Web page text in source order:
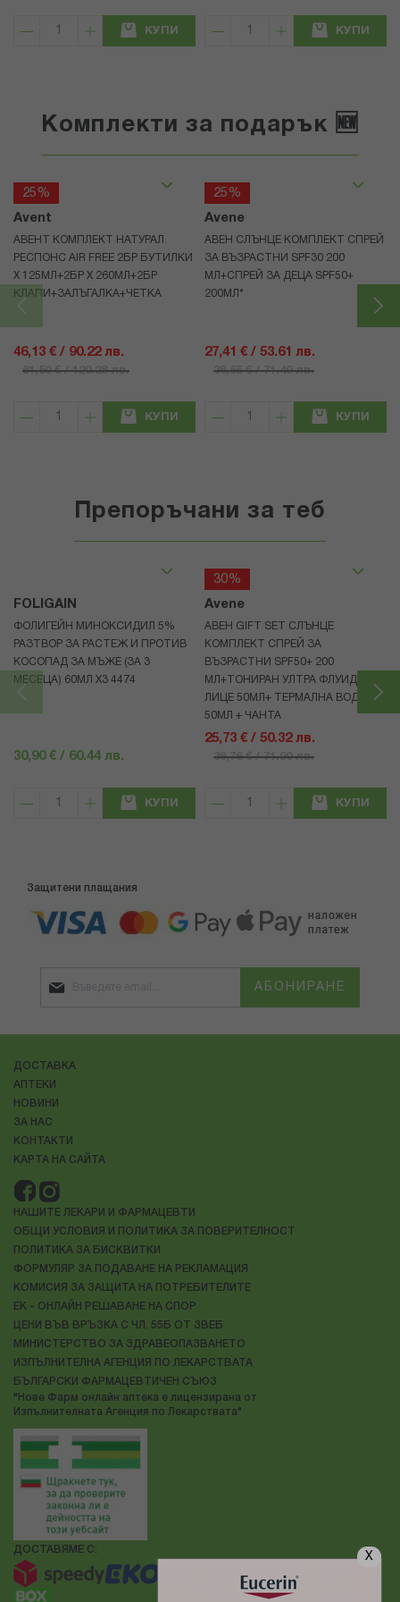
X
КУПИ КУПИ
Комплекти за подарък 🆕
25%
Avent
АВЕНТ КОМПЛЕКТ НАТУРАЛ
РЕСПОНС AIR FREE 2БР БУТИЛКИ
Х 125МЛ+2БР Х 260МЛ+2БР
КЛАПИ+ЗАЛЪГАЛКА+ЧЕТКА
46,13 € / 90.22 лв.
61,50 € / 120.28 лв.
КУПИ
25%
Avene
АВЕН СЛЪНЦЕ КОМПЛЕКТ СПРЕЙ
ЗА ВЪЗРАСТНИ SPF30 200
МЛ+СПРЕЙ ЗА ДЕЦА SPF50+
200МЛ*
27,41 € / 53.61 лв.
36,55 € / 71.49 лв.
КУПИ
Препоръчани за теб
FOLIGAIN
ФОЛИГЕЙН МИНОКСИДИЛ 5%
РАЗТВОР ЗА РАСТЕЖ И ПРОТИВ
КОСОПАД ЗА МЪЖЕ (ЗА 3
МЕСЕЦА) 60МЛ X3 4474
30,90 € / 60.44 лв.
КУПИ
30%
Avene
АВЕН GIFT SET СЛЪНЦЕ
КОМПЛЕКТ СПРЕЙ ЗА
ВЪЗРАСТНИ SPF50+ 200
МЛ+ТОНИРАН УЛТРА ФЛУИД ЗА
ЛИЦЕ 50МЛ+ ТЕРМАЛНА ВОДА
50МЛ + ЧАНТА
25,73 € / 50.32 лв.
36,76 € / 71.90 лв.
КУПИ
Защитени плащания
АБОНИРАНЕ
ДОСТАВКА
АПТЕКИ
НОВИНИ
ЗА НАС
КОНТАКТИ
КАРТА НА САЙТА
НАШИТЕ ЛЕКАРИ И ФАРМАЦЕВТИ
ОБЩИ УСЛОВИЯ И ПОЛИТИКА ЗА ПОВЕРИТЕЛНОСТ
ПОЛИТИКА ЗА БИСКВИТКИ
ФОРМУЛЯР ЗА ПОДАВАНЕ НА РЕКЛАМАЦИЯ
КОМИСИЯ ЗА ЗАЩИТА НА ПОТРЕБИТЕЛИТЕ
ЕК - ОНЛАЙН РЕШАВАНЕ НА СПОР
ЦЕНИ ВЪВ ВРЪЗКА С ЧЛ. 55Б ОТ ЗВЕБ
МИНИСТЕРСТВО ЗА ЗДРАВЕОПАЗВАНЕТО
ИЗПЪЛНИТЕЛНА АГЕНЦИЯ ПО ЛЕКАРСТВАТА
БЪЛГАРСКИ ФАРМАЦЕВТИЧЕН СЪЮЗ
"Нове Фарм онлайн аптека е лицензирана от
Изпълнителната Агенция по Лекарствата"
ДОСТАВЯМЕ С: